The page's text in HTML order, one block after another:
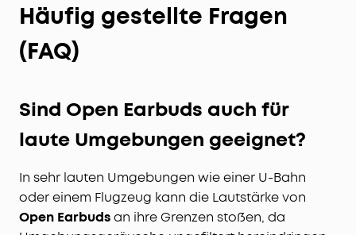
Häufig gestellte Fragen
(FAQ)
Sind Open Earbuds auch für
laute Umgebungen geeignet?
In sehr lauten Umgebungen wie einer U-Bahn
oder einem Flugzeug kann die Lautstärke von
Open Earbudsan ihre Grenzen stoßen, da